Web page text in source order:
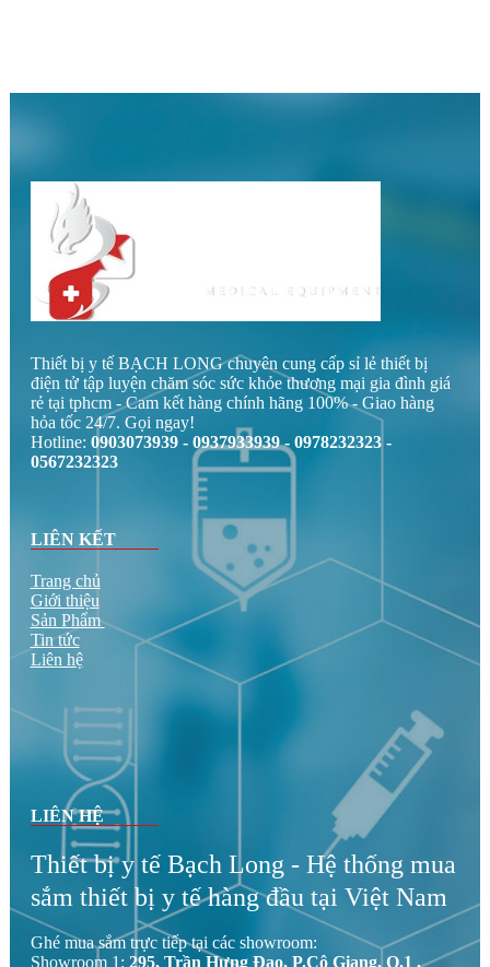
Thiết bị y tế BẠCH LONG chuyên cung cấp sỉ lẻ thiết bị
điện tử tập luyện chăm sóc sức khỏe thương mại gia đình giá
rẻ tại tphcm - Cam kết hàng chính hãng 100% - Giao hàng
hỏa tốc 24/7. Gọi ngay!
Hotline: 0903073939 - 0937933939 - 0978232323 -
0567232323
LIÊN KẾT
Trang chủ
Giới thiệu
Sản Phẩm
Tin tức
Liên hệ
LIÊN HỆ
Thiết bị y tế Bạch Long - Hệ thống mua
sắm thiết bị y tế hàng đầu tại Việt Nam
Ghé mua sắm trực tiếp tại các showroom:
Showroom 1: 295, Trần Hưng Đạo, P.Cô Giang, Q.1 ,